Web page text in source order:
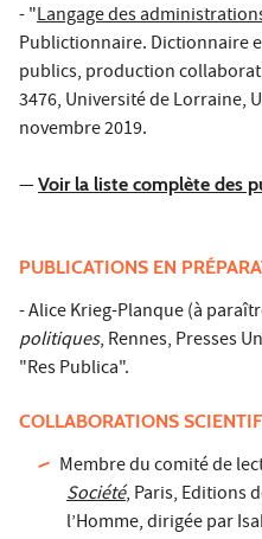
- "Langage des
Publictionnaire. Dictionnaire
publics, production
3476, Université de Lorraine,
novembre 2019.
—Voir la liste complète des
PUBLICATIONS EN
- Alice Krieg-Planque (à
politiques, Rennes, Presses
"Res Publica".
COLLABORATIONS
Membre du comité de
Société, Paris, Editions
l’Homme, dirigée par